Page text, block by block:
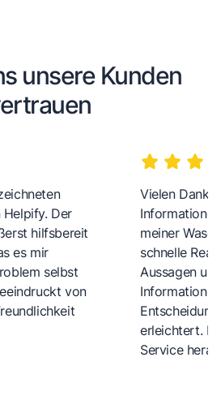
unsere Kunden
Helpify. Der
hilfsbereit
es mir
selbst
von
Vielen Dank
meiner
schnelle
Aussagen
erleichtert.
Service